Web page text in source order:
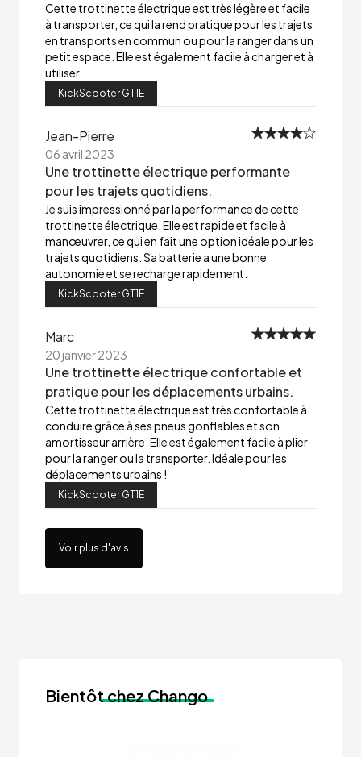
Cette trottinette électrique est très légère et facile
à transporter, ce qui la rend pratique pour les trajets
en transports en commun ou pour la ranger dans un
petit espace. Elle est également facile à charger et à
utiliser.
KickScooter GT1E
Jean-Pierre
06 avril 2023
Une trottinette électrique performante
pour les trajets quotidiens.
Je suis impressionné par la performance de cette
trottinette électrique. Elle est rapide et facile à
manœuvrer, ce qui en fait une option idéale pour les
trajets quotidiens. Sa batterie a une bonne
autonomie et se recharge rapidement.
KickScooter GT1E
Marc
20 janvier 2023
Une trottinette électrique confortable et
pratique pour les déplacements urbains.
Cette trottinette électrique est très confortable à
conduire grâce à ses pneus gonflables et son
amortisseur arrière. Elle est également facile à plier
pour la ranger ou la transporter. Idéale pour les
déplacements urbains !
KickScooter GT1E
Voir plus d'avis
Bientôtchez Chango